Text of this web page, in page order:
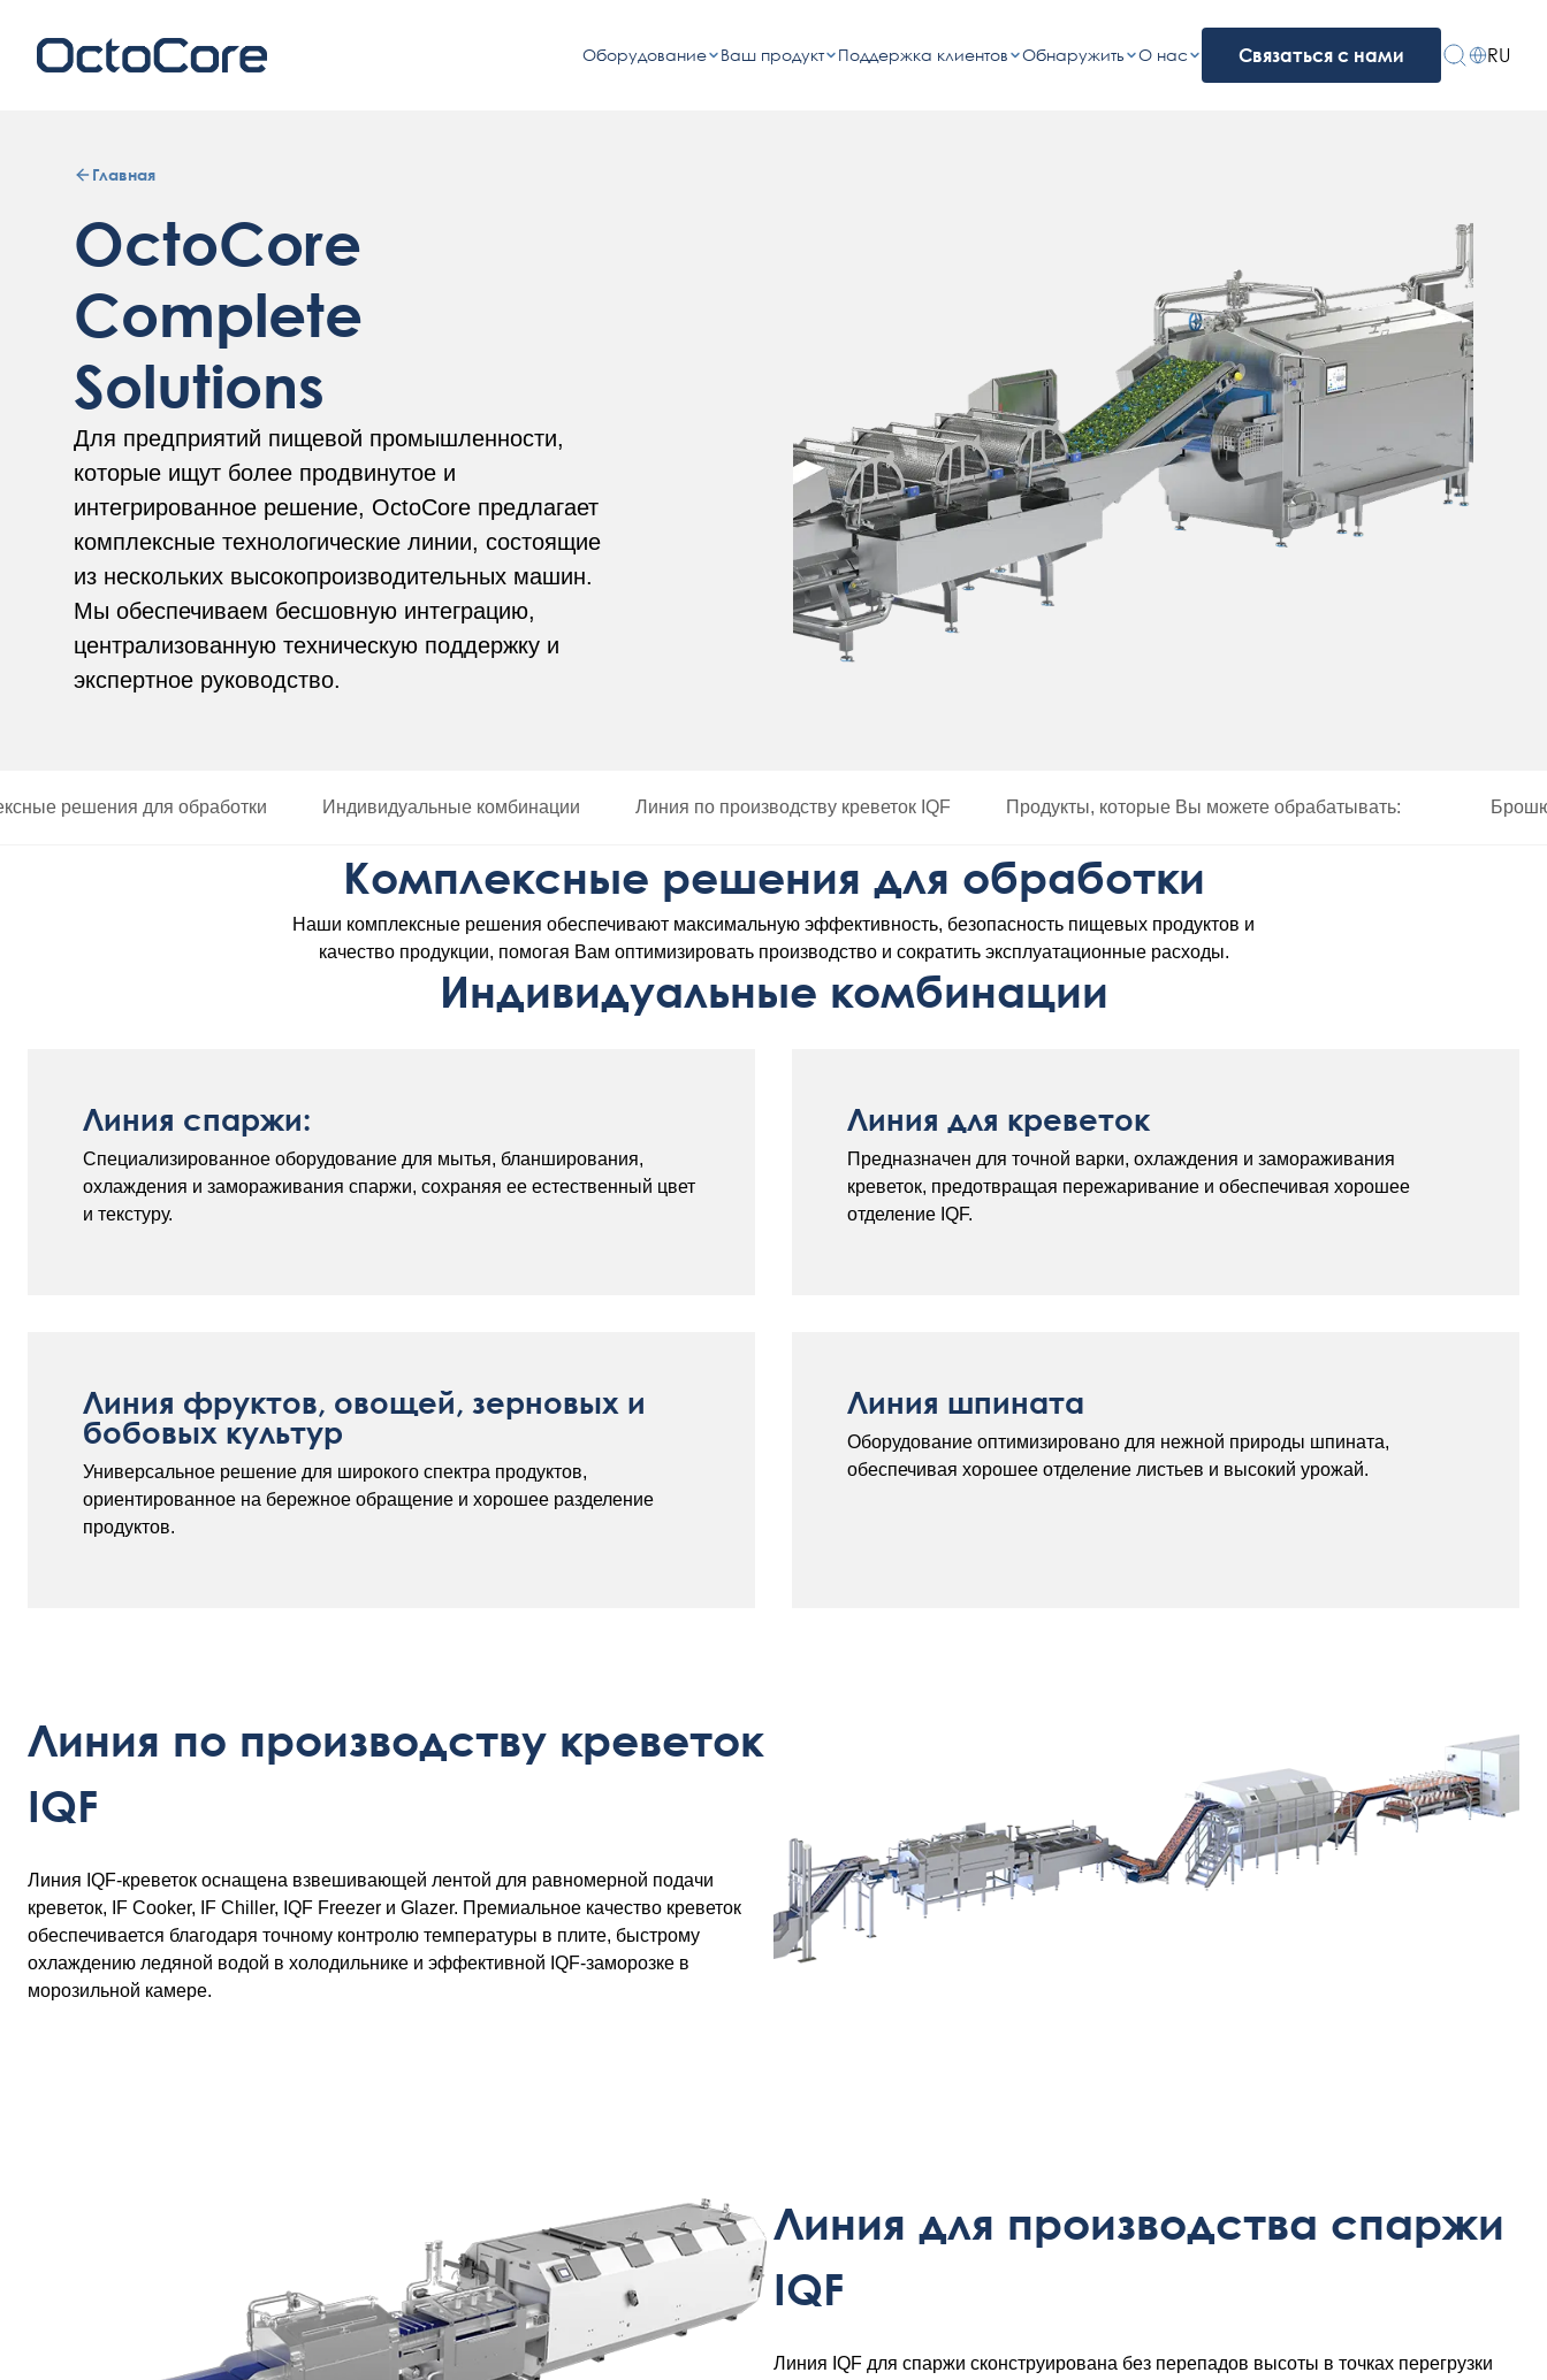
Оборудование Ваш продукт Поддержка клиентов Обнаружить О нас Связаться с нами RU
Главная
OctoCore
Complete
Solutions
Для предприятий пищевой промышленности,
которые ищут более продвинутое и
интегрированное решение, OctoCore предлагает
комплексные технологические линии, состоящие
из нескольких высокопроизводительных машин.
Мы обеспечиваем бесшовную интеграцию,
централизованную техническую поддержку и
экспертное руководство.
решения для обработки Индивидуальные комбинации Линия по производству креветок IQF Продукты, которые Вы можете обрабатывать:
Комплексные решения для обработки
Наши комплексные решения обеспечивают максимальную эффективность, безопасность пищевых продуктов и
качество продукции, помогая Вам оптимизировать производство и сократить эксплуатационные расходы.
Индивидуальные комбинации
Линия спаржи:
Специализированное оборудование для мытья, бланширования,
охлаждения и замораживания спаржи, сохраняя ее естественный цвет
и текстуру.
Линия для креветок
Предназначен для точной варки, охлаждения и замораживания
креветок, предотвращая пережаривание и обеспечивая хорошее
отделение IQF.
Линия фруктов, овощей, зерновых и
бобовых культур
Универсальное решение для широкого спектра продуктов,
ориентированное на бережное обращение и хорошее разделение
продуктов.
Линия шпината
Оборудование оптимизировано для нежной природы шпината,
обеспечивая хорошее отделение листьев и высокий урожай.
Линия по производству креветок
IQF
Линия IQF-креветок оснащена взвешивающей лентой для равномерной подачи
креветок, IF Cooker, IF Chiller, IQF Freezer и Glazer. Премиальное качество креветок
обеспечивается благодаря точному контролю температуры в плите, быстрому
охлаждению ледяной водой в холодильнике и эффективной IQF-заморозке в
морозильной камере.
Линия для производства спаржи
IQF
Линия IQF для спаржи сконструирована без перепадов высоты в точках перегрузки